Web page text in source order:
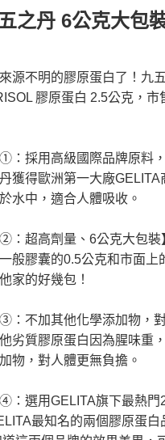
之丹 6公克大包
源不明的膠原蛋白了！九
膠原蛋白 2.5公克，
：採用高級國際品牌原料，
獲得歐洲第一大廠
水中，適合人體吸收。
：超高劑量、6公克大包裝
般膠囊的0.5公克和市面
家的好幾包！
：不加其他化學添加物，對
劣質膠原蛋白因為腥味重
物，對人體更無負擔。
：選用GELITA旗下最熱門
最知名的兩個膠原蛋